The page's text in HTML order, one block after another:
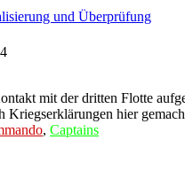
und Überprüfung
mit der dritten Flotte
Kriegserklärungen hier
, Captains